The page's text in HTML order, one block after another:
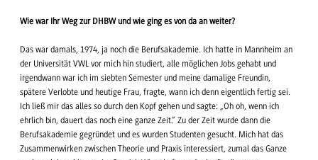
Wie war Ihr Weg zur DHBW und wie ging es von da an weiter?
Das war damals, 1974, ja noch die Berufsakademie. Ich hatte in Mannheim an
der Universität VWL vor mich hin studiert, alle möglichen Jobs gehabt und
irgendwann war ich im siebten Semester und meine damalige Freundin,
spätere Verlobte und heutige Frau, fragte, wann ich denn eigentlich fertig sei.
Ich ließ mir das alles so durch den Kopf gehen und sagte: „Oh oh, wenn ich
ehrlich bin, dauert das noch eine ganze Zeit.“ Zu der Zeit wurde dann die
Berufsakademie gegründet und es wurden Studenten gesucht. Mich hat das
Zusammenwirken zwischen Theorie und Praxis interessiert, zumal das Ganze